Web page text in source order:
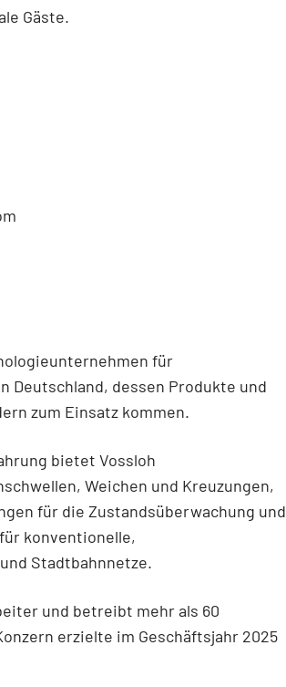
Gäste.
für
dessen Produkte und
zum Einsatz kommen.
bietet Vossloh
Weichen und Kreuzungen,
für die Zustandsüberwachung und
konventionelle,
Stadtbahnnetze.
und betreibt mehr als 60
erzielte im Geschäftsjahr 2025